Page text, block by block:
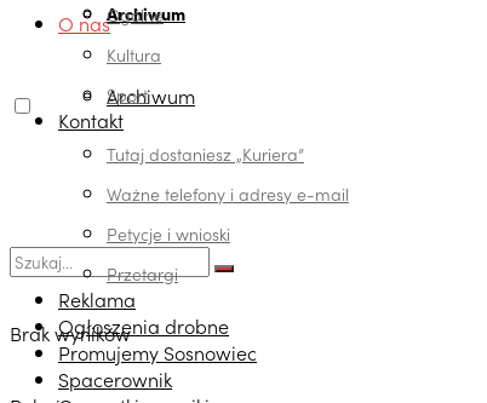
Archiwum
O nas
Archiwum
Brak wyników
Ogólne
Kultura
Sport
Kontakt
Tutaj dostaniesz „Kuriera”
Ważne telefony i adresy e-mail
Petycje i wnioski
Przetargi
Reklama
Ogłoszenia drobne
Promujemy Sosnowiec
Spacerownik